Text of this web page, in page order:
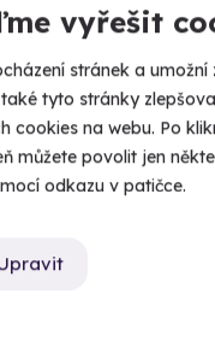
vyřešit
stránek a umožní
tyto stránky
cookies na webu. Po
můžete povolit jen
odkazu v patičce.